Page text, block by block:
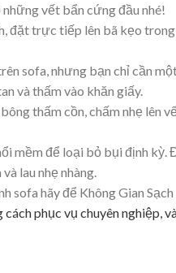
vết bẩn cứng đầu nhé!
đặt trực tiếp lên bã kẹo
sofa, nhưng bạn chỉ cần
và thấm vào khăn giấy.
thấm cồn, chấm nhẹ lên
mềm để loại bỏ bụi định
lau nhẹ nhàng.
sofa hãy để Không Gian
phục vụ chuyên nghiệp,